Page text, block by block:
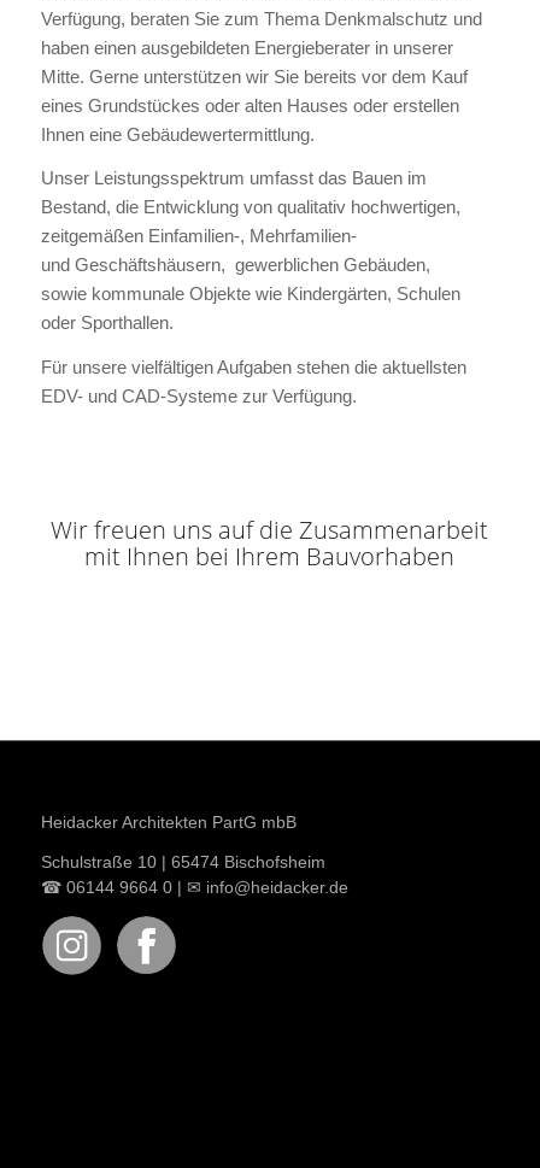
Verfügung, beraten Sie zum Thema Denkmalschutz und
haben einen ausgebildeten Energieberater in unserer
Mitte. Gerne unterstützen wir Sie bereits vor dem Kauf
eines Grundstückes oder alten Hauses oder erstellen
Ihnen eine Gebäudewertermittlung.
Unser Leistungsspektrum umfasst das Bauen im
Bestand, die Entwicklung von qualitativ hochwertigen,
zeitgemäßen Einfamilien-, Mehrfamilien-
und Geschäftshäusern, gewerblichen Gebäuden,
sowie kommunale Objekte wie Kindergärten, Schulen
oder Sporthallen.
Für unsere vielfältigen Aufgaben stehen die aktuellsten
EDV- und CAD-Systeme zur Verfügung.
Wir freuen uns auf die Zusammenarbeit
mit Ihnen bei Ihrem Bauvorhaben
Heidacker Architekten PartG mbB
Schulstraße 10 | 65474 Bischofsheim
☎ 06144 9664 0 | ✉ info@heidacker.de